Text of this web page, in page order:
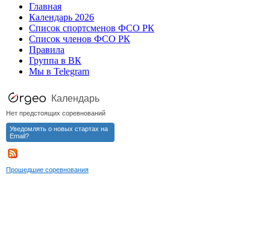
Главная
Календарь 2026
Список спортсменов ФСО РК
Список членов ФСО РК
Правила
Группа в ВК
Мы в Telegram